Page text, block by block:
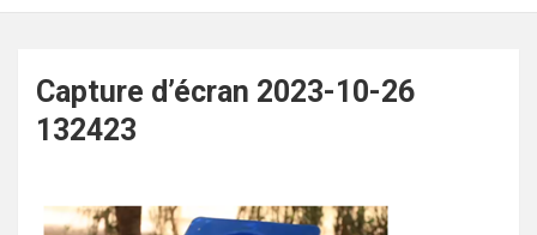
Capture d’écran 2023-10-26
132423